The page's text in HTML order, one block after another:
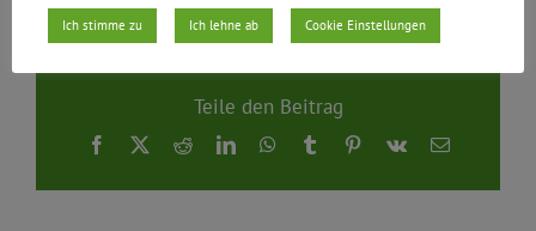
Teile den Beitrag
Facebook
X RedditLinkedInWhatsApp
TumblrPinterest
Vk
E-
Ich stimme zu Ich lehne ab Cookie Einstellungen